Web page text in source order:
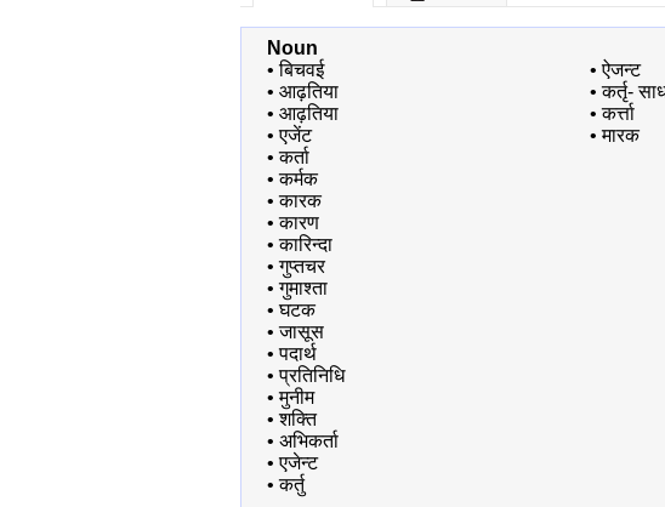
Noun
•बिचवई
• आढ़तिया
• आढ़तिया
•एजेंट
•कर्ता
•कर्मक
•कारक
•कारण
•कारिन्दा
•गुप्तचर
•गुमाश्ता
•घटक
•जासूस
•पदार्थ
•प्रतिनिधि
•मुनीम
•शक्ति
• अभिकर्ता
•एजेन्ट
•कर्तु
•ऐजन्ट
•कर्तृ-
•कर्त्ता
•मारक